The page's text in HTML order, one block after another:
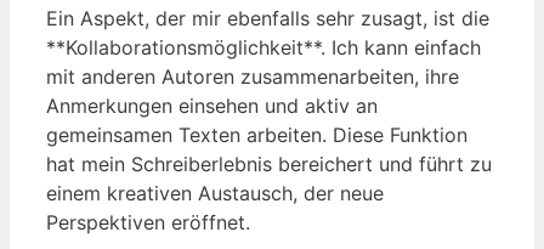
Ein Aspekt, der mir ebenfalls sehr zusagt, ist die
**Kollaborationsmöglichkeit**. Ich kann einfach
mit anderen Autoren zusammenarbeiten, ihre
Anmerkungen einsehen und aktiv an
gemeinsamen Texten arbeiten. Diese Funktion
hat mein Schreiberlebnis bereichert und führt zu
einem kreativen Austausch, der neue
Perspektiven eröffnet.